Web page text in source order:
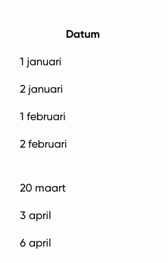
Datum
1 januari
2 januari
1 februari
2 februari
20 maart
3 april
6 april